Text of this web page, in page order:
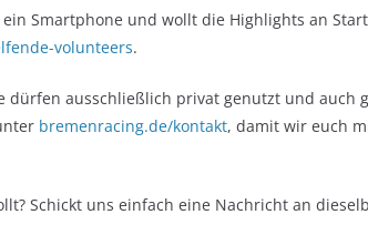
Smartphone und wollt die Highlights an
volunteers.
dürfen ausschließlich privat genutzt und auch
bremenracing.de/kontakt, damit wir euch
Schickt uns einfach eine Nachricht an